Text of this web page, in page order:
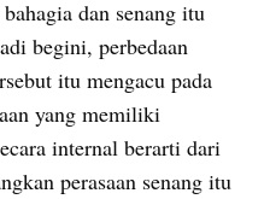
bahagia dan senang itu
begini, perbedaan
itu mengacu pada
yang memiliki
internal berarti dari
perasaan senang itu